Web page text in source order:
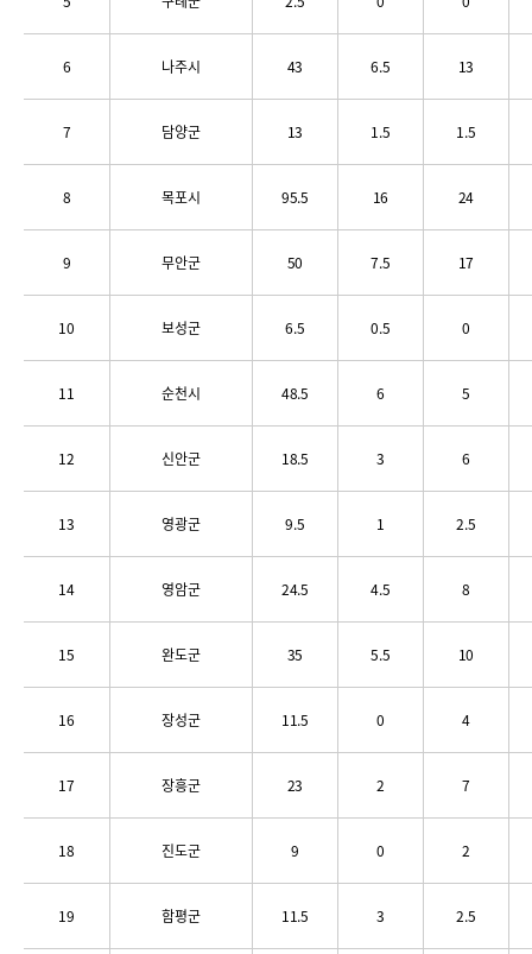
6 나주시 43 6.5 13
7 담양군 13 1.5 1.5
8 목포시 95.5 16 24
9 무안군 50 7.5 17
10 보성군 6.5 0.5 0
11 순천시 48.5 6 5
12 신안군 18.5 3 6
13 영광군 9.5 1 2.5
14 영암군 24.5 4.5 8
15 완도군 35 5.5 10
16 장성군 11.5 0 4
17 장흥군 23 2 7
18 진도군 9 0 2
19 함평군 11.5 3 2.5